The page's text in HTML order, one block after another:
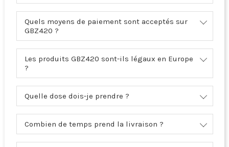
Quels moyens de paiement sont acceptés sur
GBZ420 ?
Les produits GBZ420 sont-ils légaux en Europe
?
Quelle dose dois-je prendre ?
Combien de temps prend la livraison ?